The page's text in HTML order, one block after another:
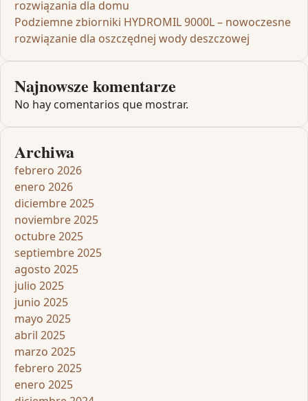
rozwiązania dla domu
Podziemne zbiorniki HYDROMIL 9000L – nowoczesne
rozwiązanie dla oszczędnej wody deszczowej
Najnowsze komentarze
No hay comentarios que mostrar.
Archiwa
febrero 2026
enero 2026
diciembre 2025
noviembre 2025
octubre 2025
septiembre 2025
agosto 2025
julio 2025
junio 2025
mayo 2025
abril 2025
marzo 2025
febrero 2025
enero 2025